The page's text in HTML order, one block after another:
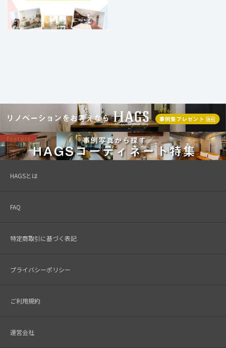
HAGSとは
FAQ
特定商取引に基づく表記
プライバシーポリシー
ご利用規約
運営会社